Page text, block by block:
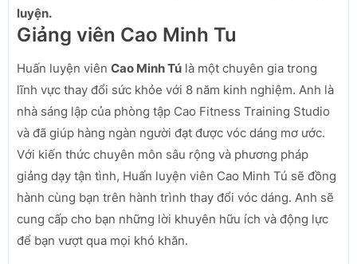
luyện.
Giảng viên Cao Minh Tu
Huấn luyện viên Cao Minh Tú là một chuyên gia trong
lĩnh vực thay đổi sức khỏe với 8 năm kinh nghiệm. Anh là
nhà sáng lập của phòng tập Cao Fitness Training Studio
và đã giúp hàng ngàn người đạt được vóc dáng mơ ước.
Với kiến thức chuyên môn sâu rộng và phương pháp
giảng dạy tận tình, Huấn luyện viên Cao Minh Tú sẽ đồng
hành cùng bạn trên hành trình thay đổi vóc dáng. Anh sẽ
cung cấp cho bạn những lời khuyên hữu ích và động lực
để bạn vượt qua mọi khó khăn.